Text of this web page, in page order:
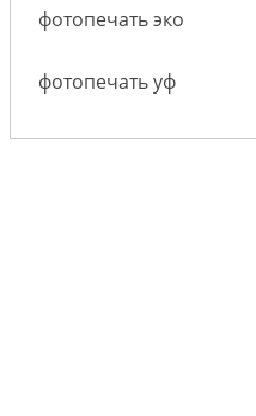
фотопечать эко
фотопечать уф